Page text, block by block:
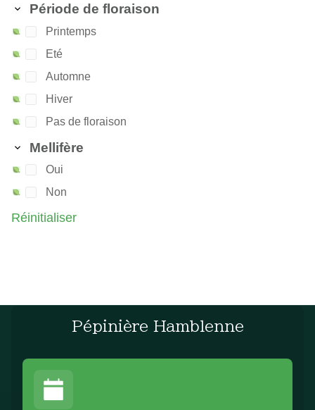
Période de floraison
Printemps
Eté
Automne
Hiver
Pas de floraison
Mellifère
Oui
Non
Réinitialiser
Pépinière Hamblenne